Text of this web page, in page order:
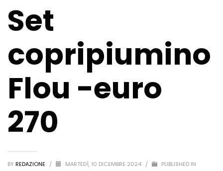
Set
copripiumino
Flou -euro
270
BY REDAZIONE / MARTEDÌ, 10 DICEMBRE 2024 / PUBLISHED IN